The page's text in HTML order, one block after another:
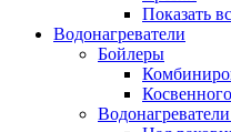
Показать
Водонагреватели
Бойлеры